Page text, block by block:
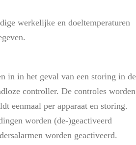
werkelijke en doeltemperaturen
in in het geval van een storing in de
controller. De controles worden
eenmaal per apparaat en storing.
worden (de-)geactiveerd
worden geactiveerd.